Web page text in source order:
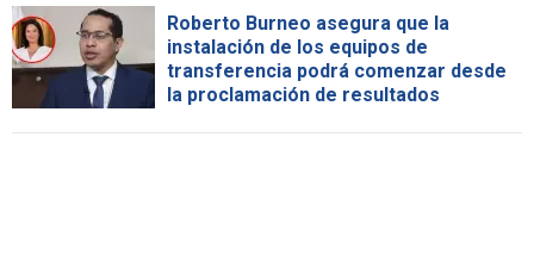
Roberto Burneo asegura que la
instalación de los equipos de
transferencia podrá comenzar desde
la proclamación de resultados